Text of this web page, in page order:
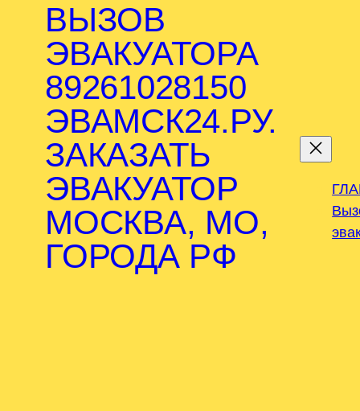
ВЫЗОВ
ЭВАКУАТОРА
89261028150
ЭВАМСК24.РУ.
ЗАКАЗАТЬ
ЭВАКУАТОР
МОСКВА, МО,
ГОРОДА РФ